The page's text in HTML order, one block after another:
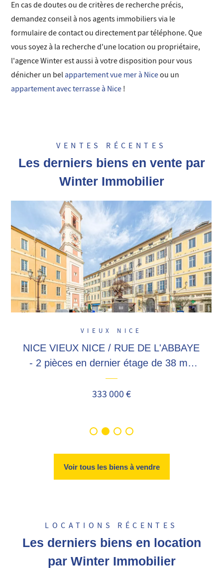
En cas de doutes ou de critères de recherche précis,
demandez conseil à nos agents immobiliers via le
formulaire de contact ou directement par téléphone. Que
vous soyez à la recherche d'une location ou propriétaire,
l'agence Winter est aussi à votre disposition pour vous
dénicher un belappartement vue mer à Niceou un
appartement avec terrasse à Nice !
VENTES RÉCENTES
Les derniers biens en vente par
Winter Immobilier
VIEUX NICE
NICE VIEUX NICE / RUE DE L'ABBAYE
- 2 pièces en dernier étage de 38 m2
avec mezzanine, à deux pas de la vielle
ville, Masséna, Garibaldi ! location...
333 000 €
Voir tous les biens à vendre
LOCATIONS RÉCENTES
Les derniers biens en location
par Winter Immobilier